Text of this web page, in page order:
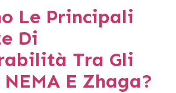
Le Principali
Di
Tra Gli
E Zhaga?